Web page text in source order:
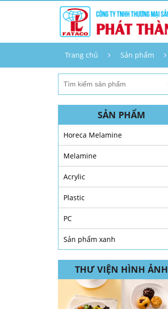
Trang chủ Sản phẩm
SẢN PHẨM
Horeca Melamine
Melamine
Acrylic
Plastic
PC
Sản phẩm xanh
THƯ VIỆN HÌNH ẢNH